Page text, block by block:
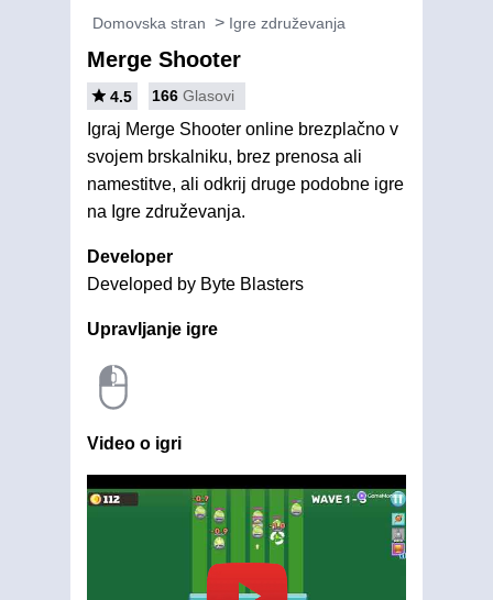
Domovska stran Igre združevanja
Merge Shooter
4.5 166 Glasovi
Igraj Merge Shooter online brezplačno v
svojem brskalniku, brez prenosa ali
namestitve, ali odkrij druge podobne igre
na Igre združevanja.
Developer
Developed by Byte Blasters
Upravljanje igre
Video o igri